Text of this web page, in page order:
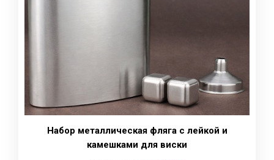
Набор металлическая фляга с лейкой и
камешками для виски